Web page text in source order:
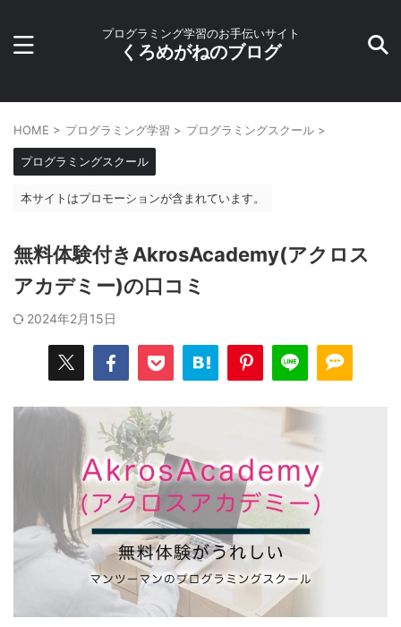
プログラミング学習のお手伝いサイト
くろめがねのブログ
HOME > プログラミング学習 > プログラミングスクール >
プログラミングスクール
本サイトはプロモーションが含まれています。
無料体験付きAkrosAcademy(アクロス
アカデミー)の口コミ
2024年2月15日